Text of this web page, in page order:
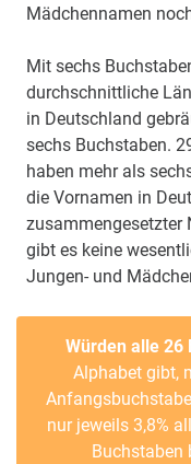
Mädchennamen
Mit sechs
durchschnittliche
in Deutschland
sechs Buchstaben.
haben mehr als
die Vornamen in
zusammengesetzter
gibt es keine
Jungen- und
Würden alle 26
Alphabet gibt,
nur jeweils 3,8%
Buchstaben